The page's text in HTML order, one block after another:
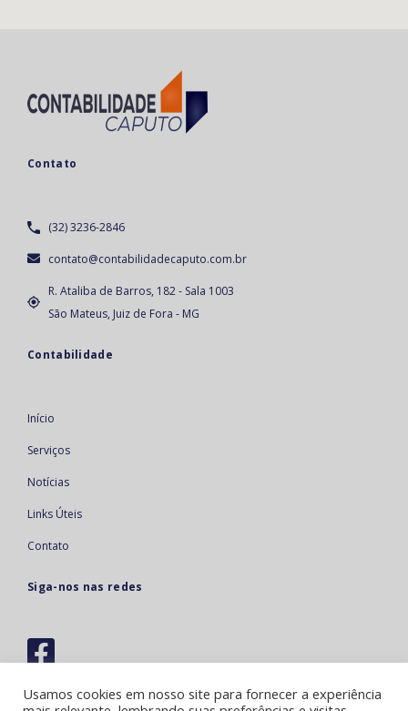
Contato
(32) 3236-2846
contato@contabilidadecaputo.com.br
R. Ataliba de Barros, 182 - Sala 1003
São Mateus, Juiz de Fora - MG
Contabilidade
Início
Serviços
Notícias
Links Úteis
Contato
Siga-nos nas redes
Usamos cookies em nosso site para fornecer a experiência